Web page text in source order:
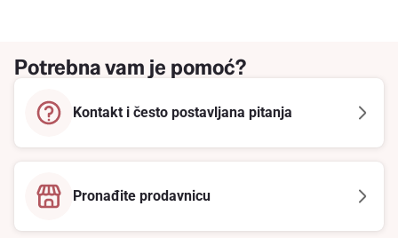
Potrebna vam je pomoć?
Kontakt i često postavljana pitanja
Pronađite prodavnicu